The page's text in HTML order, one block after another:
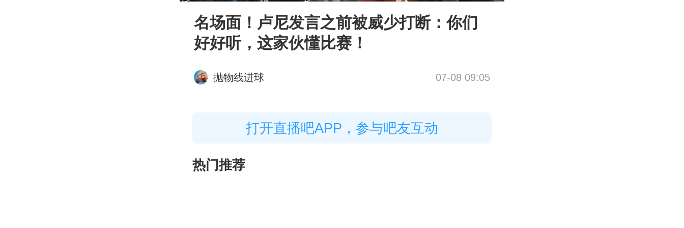
名场面！卢尼发言之前被威少打断：你们
好好听，这家伙懂比赛！
抛物线进球 07-08 09:05
打开直播吧APP，参与吧友互动
热门推荐